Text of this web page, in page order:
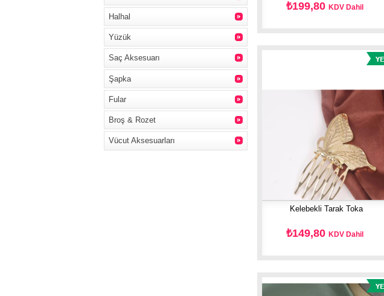
Halhal
Yüzük
Saç Aksesuarı
Şapka
Fular
Broş & Rozet
Vücut Aksesuarları
₺199,80KDV Dahil
Kelebekli Tarak Toka
₺149,80KDV Dahil